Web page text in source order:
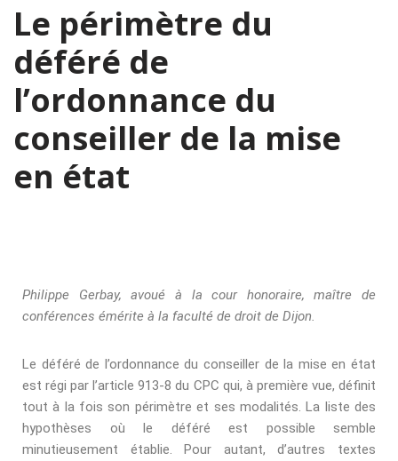
Le périmètre du
déféré de
l’ordonnance du
conseiller de la mise
en état
Philippe Gerbay, avoué à la cour honoraire, maître de
conférences émérite à la faculté de droit de Dijon.
Le déféré de l’ordonnance du conseiller de la mise en état
est régi par l’article 913-8 du CPC qui, à première vue, déﬁnit
tout à la fois son périmètre et ses modalités. La liste des
hypothèses où le déféré est possible semble
minutieusement établie. Pour autant, d’autres textes